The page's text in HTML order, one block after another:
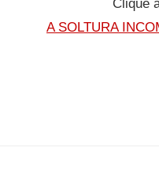
Clique
A SOLTURA